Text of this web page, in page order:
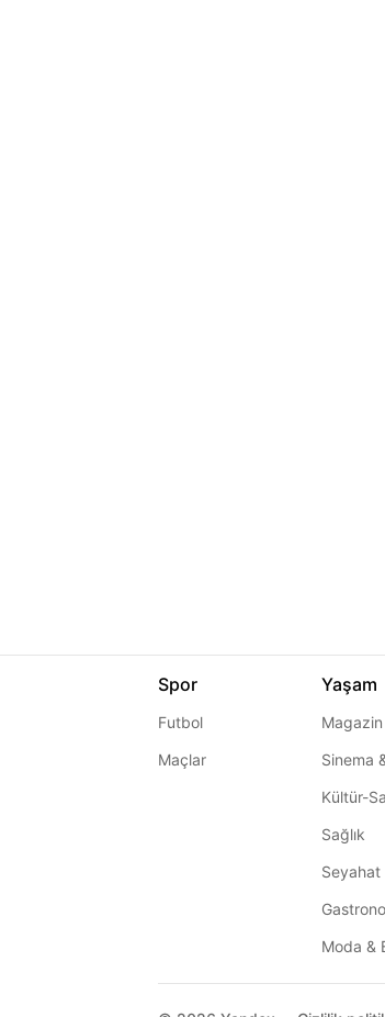
Spor
Futbol
Maçlar
Yaşam
Magazin
Sinema
Kültür-
Sağlık
Seyahat
Moda &